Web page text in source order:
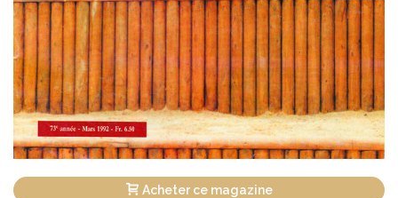
Acheter ce magazine